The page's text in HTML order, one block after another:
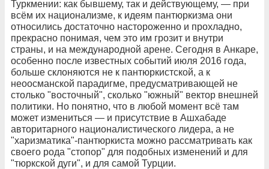
Туркмении: как бывшему, так и действующему, — при
всём их национализме, к идеям пантюркизма они
относились достаточно настороженно и прохладно,
прекрасно понимая, чем это им грозит и внутри
страны, и на международной арене. Сегодня в Анкаре,
особенно после известных событий июля 2016 года,
больше склоняются не к пантюркистской, а к
неоосманской парадигме, предусматривающей не
столько "восточный", сколько "южный" вектор внешней
политики. Но понятно, что в любой момент всё там
может измениться — и присутствие в Ашхабаде
авторитарного националистического лидера, а не
"харизматика"-пантюркиста можно рассматривать как
своего рода "стопор" для подобных изменений и для
"тюркской дуги", и для самой Турции.